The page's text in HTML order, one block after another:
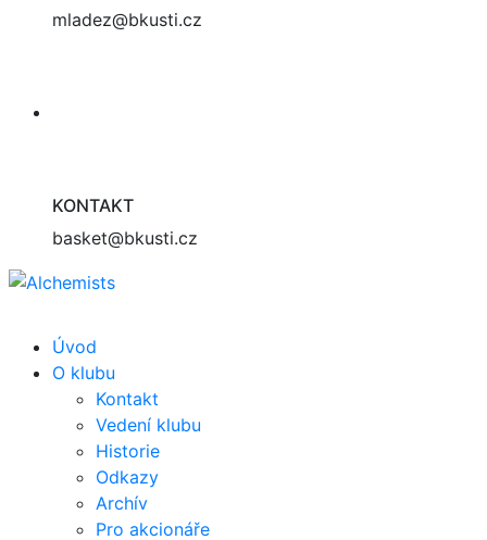
mladez@bkusti.cz
KONTAKT
basket@bkusti.cz
Úvod
O klubu
Kontakt
Vedení klubu
Historie
Odkazy
Archív
Pro akcionáře